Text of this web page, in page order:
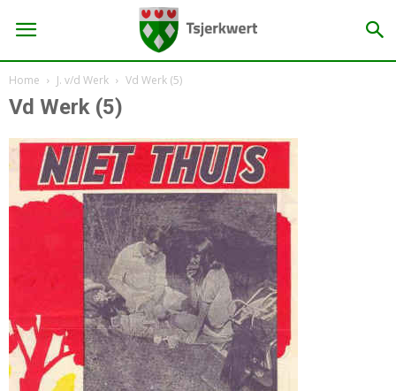
Home J. v/d Werk Vd Werk (5)
Vd Werk (5)